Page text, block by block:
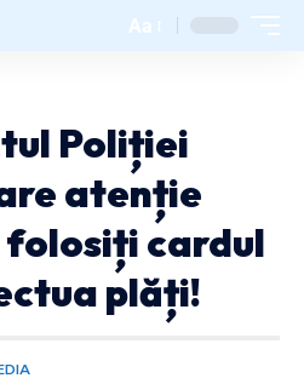
Aa
Poliției
atenție
folosiți cardul
plăți!